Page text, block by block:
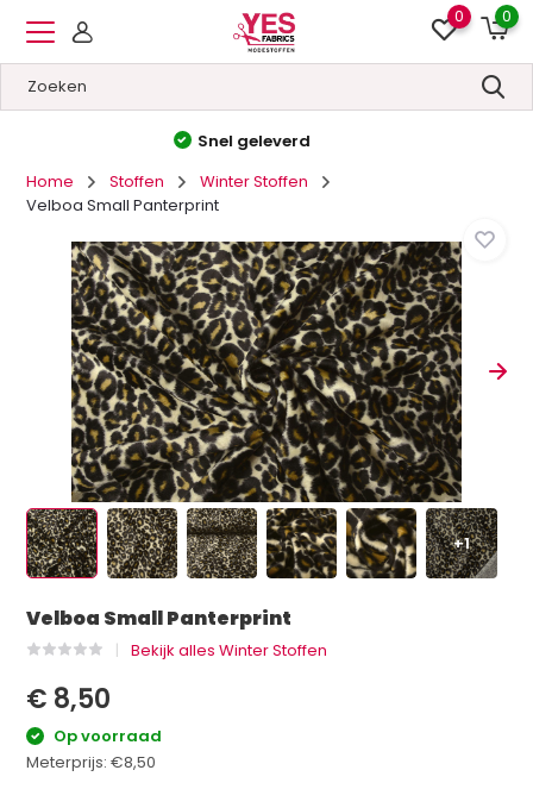
0 0
Hoge kwaliteit&Lage prijzen
Home
Stoffen
Winter Stoffen
Velboa Small Panterprint
+1
Velboa Small Panterprint
Bekijk alles Winter Stoffen
€ 8,50
Op voorraad
Meterprijs:€8,50